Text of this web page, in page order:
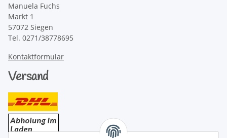
Manuela Fuchs
Markt 1
57072 Siegen
Tel. 0271/38778695
Kontaktformular
Versand